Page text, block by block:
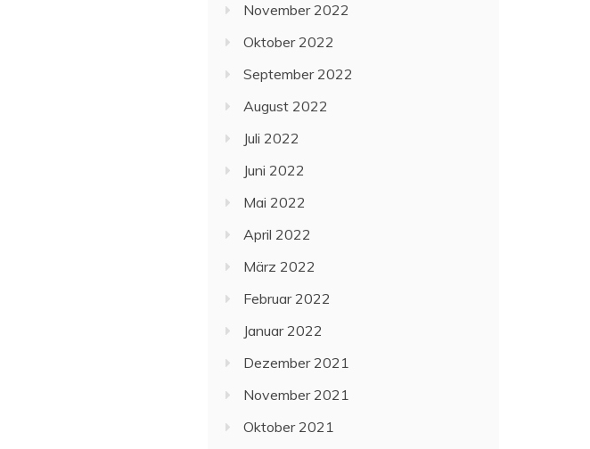
November 2022
Oktober 2022
September 2022
August 2022
Juli 2022
Juni 2022
Mai 2022
April 2022
März 2022
Februar 2022
Januar 2022
Dezember 2021
November 2021
Oktober 2021